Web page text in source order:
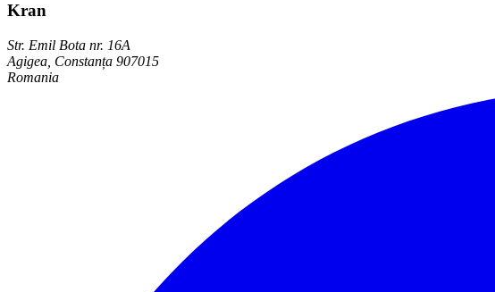
Kran
Str. Emil Bota nr. 16A
Agigea, Constanța 907015
Romania